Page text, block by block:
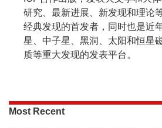
研究、最新进展、新发现和理论等
经典发现的首发者，同时也是近
星、中子星、黑洞、太阳和恒星
质等重大发现的发表平台。
Most Recent